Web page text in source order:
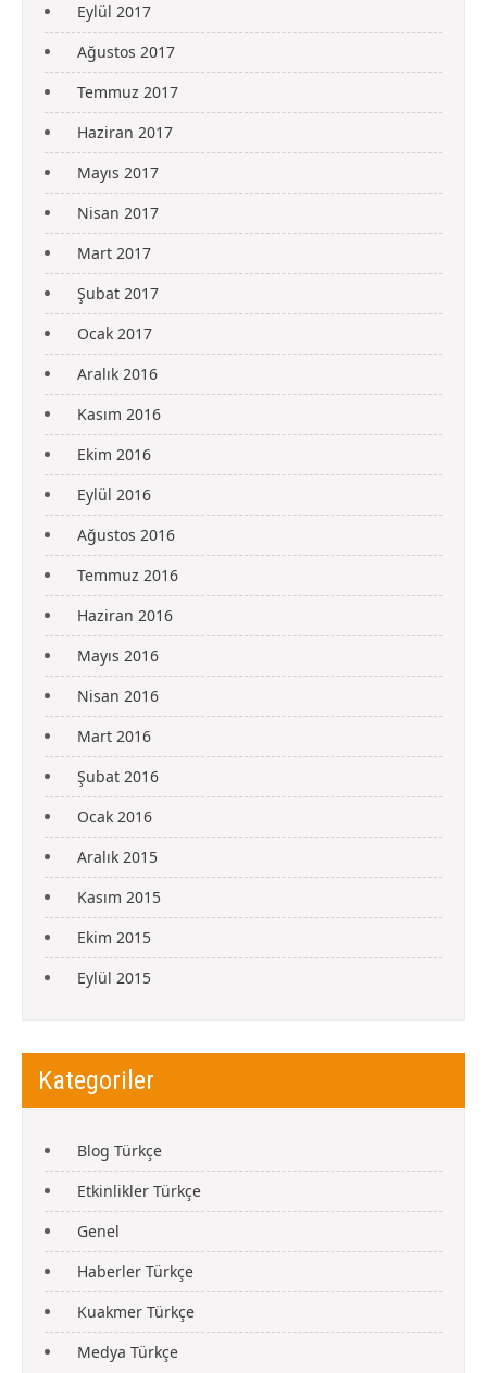
Eylül 2017
Ağustos 2017
Temmuz 2017
Haziran 2017
Mayıs 2017
Nisan 2017
Mart 2017
Şubat 2017
Ocak 2017
Aralık 2016
Kasım 2016
Ekim 2016
Eylül 2016
Ağustos 2016
Temmuz 2016
Haziran 2016
Mayıs 2016
Nisan 2016
Mart 2016
Şubat 2016
Ocak 2016
Aralık 2015
Kasım 2015
Ekim 2015
Eylül 2015
Kategoriler
Blog Türkçe
Etkinlikler Türkçe
Genel
Haberler Türkçe
Kuakmer Türkçe
Medya Türkçe